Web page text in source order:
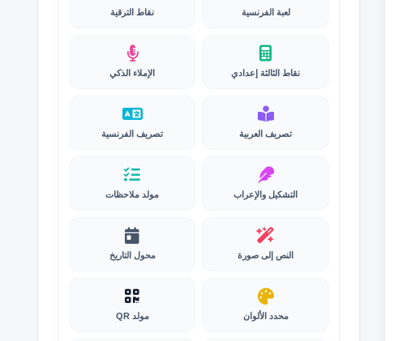
لعبة الفرنسية نقاط الترقية
نقاط الثالثة إعدادي الإملاء الذكي
تصريف العربية تصريف الفرنسية
التشكيل والإعراب مولد ملاحظات
النص إلى صورة محول التاريخ
محدد الألوان مولد QR